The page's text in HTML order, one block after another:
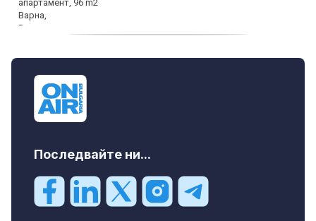
Последвайте ни...